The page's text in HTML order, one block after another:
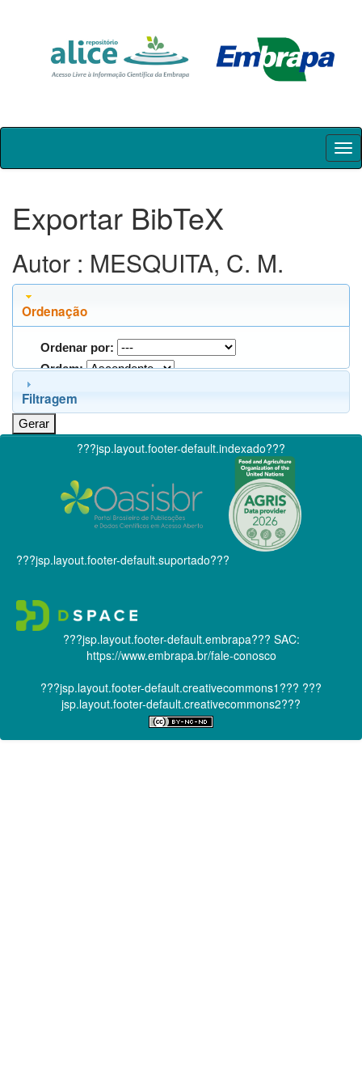
Skip
Exportar BibTeX
Autor : MESQUITA, C. M.
Ordenação
Ordenar por:
Ordem:
Filtragem
???jsp.layout.footer-default.indexado???
???jsp.layout.footer-default.suportado???
???jsp.layout.footer-default.embrapa??? SAC:
https://www.embrapa.br/fale-conosco
???jsp.layout.footer-default.creativecommons1??? ???
jsp.layout.footer-default.creativecommons2???